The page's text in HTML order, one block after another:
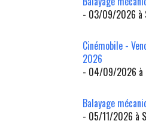
- 03/09/2026 à
Cinémobile -
2026
- 04/09/2026 à
Balayage
- 05/11/2026 à